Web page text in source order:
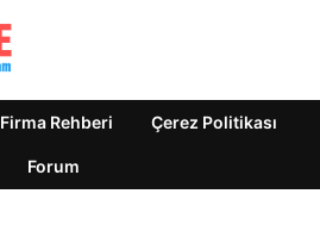
Firma Rehberi Çerez Politikası
Forum